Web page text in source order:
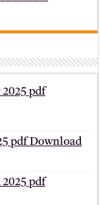
pdf
pdf Download
pdf